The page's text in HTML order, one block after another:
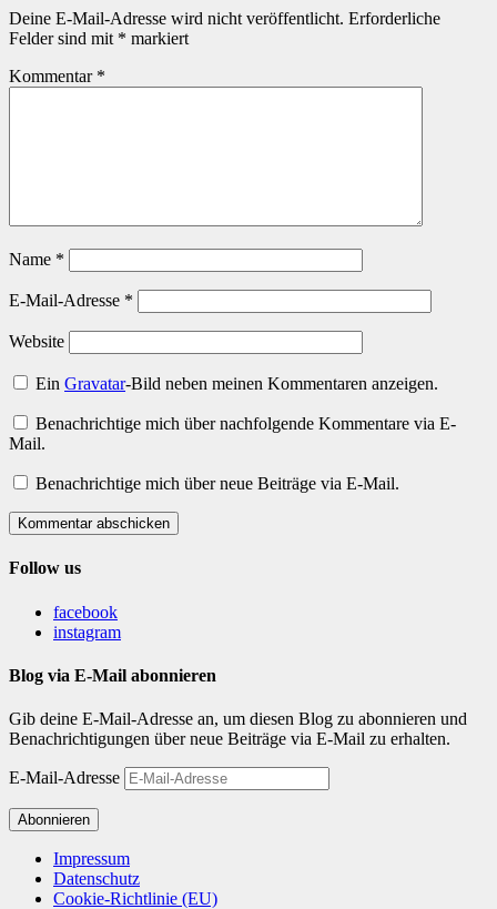
Deine E-Mail-Adresse wird nicht veröffentlicht. Erforderliche
Felder sind mit * markiert
Kommentar *
Name *
E-Mail-Adresse *
Website
EinGravatar-Bild neben meinen Kommentaren anzeigen.
Benachrichtige mich über nachfolgende Kommentare via E-
Mail.
Benachrichtige mich über neue Beiträge via E-Mail.
Kommentar abschicken
Follow us
facebook
instagram
Blog via E-Mail abonnieren
Gib deine E-Mail-Adresse an, um diesen Blog zu abonnieren und
Benachrichtigungen über neue Beiträge via E-Mail zu erhalten.
E-Mail-Adresse
Abonnieren
Impressum
Datenschutz
Cookie-Richtlinie (EU)